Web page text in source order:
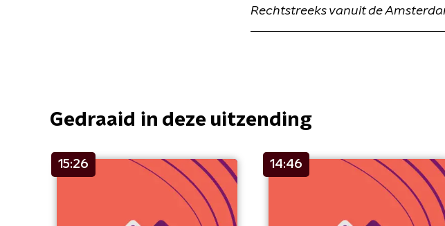
Rechtstreeks vanuit de
Gedraaid in deze uitzending
15:26 14:46